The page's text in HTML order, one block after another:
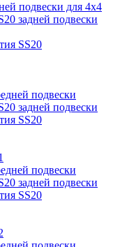
подвески для 4х4
задней подвески
SS20
подвески
задней подвески
SS20
подвески
задней подвески
SS20